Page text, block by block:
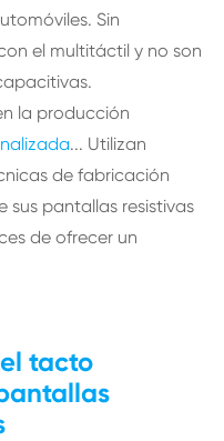
Sin
el multitáctil y no son
la producción
... Utilizan
de fabricación
pantallas resistivas
de ofrecer un
tacto